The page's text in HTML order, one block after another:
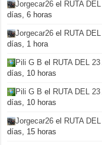
Jorgecar26 el RUTA
días, 6 horas
Jorgecar26 el RUTA
días, 1 hora
Pili G B el RUTA DEL
días, 10 horas
Pili G B el RUTA DEL
días, 10 horas
Jorgecar26 el RUTA
días, 15 horas